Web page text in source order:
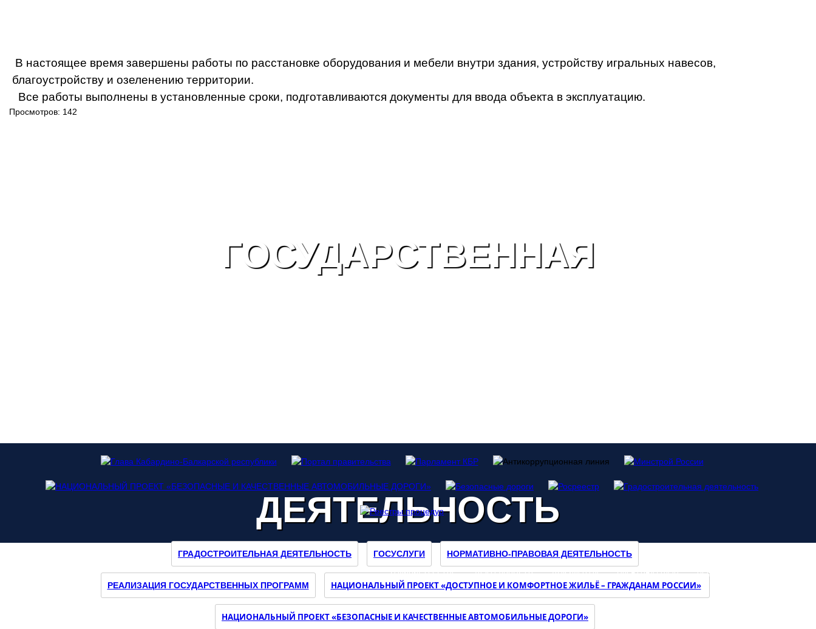
В настоящее время завершены работы по расстановке оборудования и мебели внутри здания, устройству игральных навесов,
благоустройству и озеленению территории.
Все работы выполнены в установленные сроки, подготавливаются документы для ввода объекта в эксплуатацию.
Просмотров: 142
ГОСУДАРСТВЕННАЯ
ДЕЯТЕЛЬНОСТЬ
ГРАДОСТРОИТЕЛЬНАЯ ДЕЯТЕЛЬНОСТЬ ГОСУСЛУГИ НОРМАТИВНО-ПРАВОВАЯ ДЕЯТЕЛЬНОСТЬ
РЕАЛИЗАЦИЯ ГОСУДАРСТВЕННЫХ ПРОГРАММ НАЦИОНАЛЬНЫЙ ПРОЕКТ «ДОСТУПНОЕ И КОМФОРТНОЕ ЖИЛЬЁ – ГРАЖДАНАМ РОССИИ»
НАЦИОНАЛЬНЫЙ ПРОЕКТ «БЕЗОПАСНЫЕ И КАЧЕСТВЕННЫЕ АВТОМОБИЛЬНЫЕ ДОРОГИ»
О МИНИСТЕРСТВЕ ДЕЯТЕЛЬНОСТЬ ДОКУМЕНТЫ ОБРАТНАЯ СВЯЗЬ ПРЕСС-ЦЕНТР